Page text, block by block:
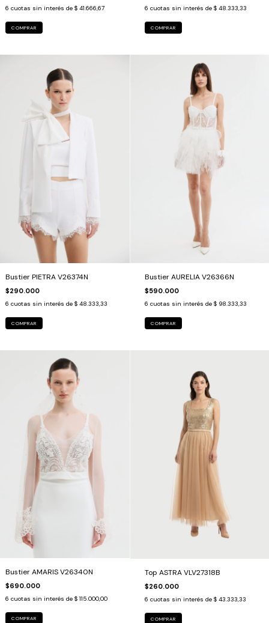
6 cuotas sin interés de $ 41.666,67
COMPRAR
6 cuotas sin interés de $ 48.333,33
COMPRAR
Bustier PIETRA V26374N
$290.000
6 cuotas sin interés de $ 48.333,33
COMPRAR
Bustier AURELIA V26366N
$590.000
6 cuotas sin interés de $ 98.333,33
COMPRAR
Bustier AMARIS V26340N
$690.000
6 cuotas sin interés de $ 115.000,00
COMPRAR
Top ASTRA VLV27318B
$260.000
6 cuotas sin interés de $ 43.333,33
COMPRAR